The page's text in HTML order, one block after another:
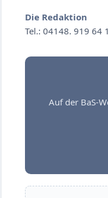
Die Redaktion
Tel.: 04148. 919 64
Auf der BaS-